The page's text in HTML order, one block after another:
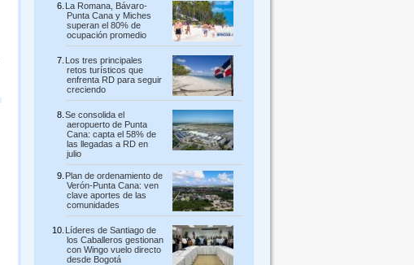
La Romana, Bávaro-
Punta Cana y Miches
superan el 80% de
ocupación promedio
Los tres principales
retos turísticos que
enfrenta RD para seguir
creciendo
Se consolida el
aeropuerto de Punta
Cana: capta el 58% de
las llegadas a RD en
julio
Plan de ordenamiento de
Verón-Punta Cana: ven
clave aportes de las
comunidades
Líderes de Santiago de
los Caballeros gestionan
con Wingo vuelo directo
desde Bogotá